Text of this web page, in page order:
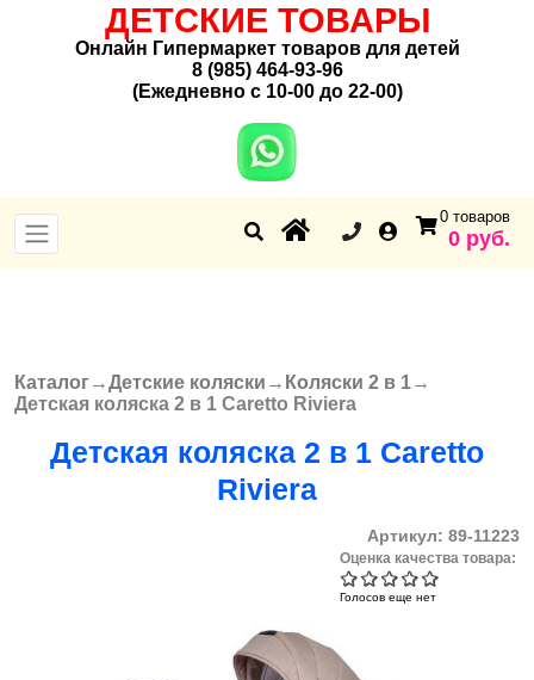
ДЕТСКИЕ ТОВАРЫ
Онлайн Гипермаркет товаров для детей
8 (985) 464-93-96
(Ежедневно с 10-00 до 22-00)
0 товаров
0 руб.
Вы здесь
Каталог→Детские коляски → Коляски 2 в 1→
Детская коляска 2 в 1 Caretto Riviera
Детская коляска 2 в 1 Caretto
Riviera
Артикул: 89-11223
Оценка качества товара:
Голосов еще нет